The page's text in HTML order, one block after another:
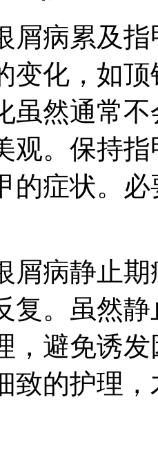
屑病累及
变化，如
虽然通常
观。保持
的症状。
屑病静止
复。虽然
，避免诱
致的护理